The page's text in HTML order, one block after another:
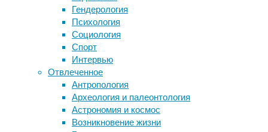
Гендерология
Психология
Социология
Спорт
Интервью
Отвлеченное
Антропология
Археология и палеонтология
Астрономия и космос
Возникновение жизни
трансплантологическую
операцию
провели
японском
государственном
Институте
естественных
наук
(RIKEN),
Метки
ДНК бактерии биология
биотехнология вирусы
генетика